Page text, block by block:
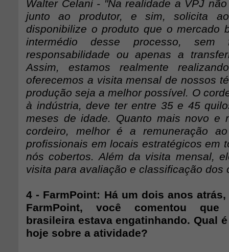
Walter Celani - "Na realidade a VPJ
junto ao produtor, e sim, solicita
disponibilize o produto que o mercado
intermédio desse processo,
responsabilidade ou apenas a
Assim, estamos realmente
oferecemos a visita mensal de nossos
produção seja a melhor possível. O
à indústria, deve ter entre 35 e 45
meses de idade. Quanto mais novo e
cordeiro, melhor é a remuneração
profissionais em locais estratégicos em
nós cobertos. Além da visita mensal,
visita para avaliação e classificação dos
4 - FarmPoint: Há um dois anos
FarmPoint, você comentou que
brasileira estava engatinhando. Qual
hoje sobre a atividade?